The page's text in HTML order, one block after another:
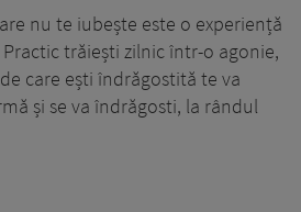
nu te iubește este o experiență
trăiești zilnic într-o agonie,
care ești îndrăgostită te va
și se va îndrăgosti, la rândul